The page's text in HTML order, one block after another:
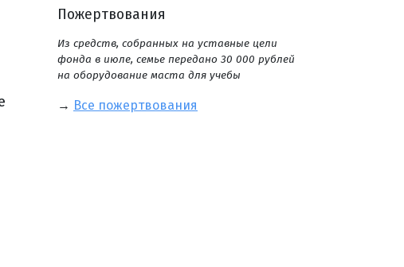
Пожертвования
Из средств, собранных на уставные цели
фонда в июле, семье передано 30 000 рублей
на оборудование маста для учебы
→ Все пожертвования